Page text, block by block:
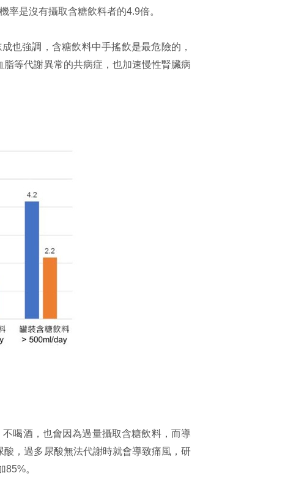
率是沒有攝取含糖飲料者的4.9倍。
也強調，含糖飲料中手搖飲是最危險的，
等代謝異常的共病症，也加速慢性腎臟病
喝酒，也會因為過量攝取含糖飲料，而導
，過多尿酸無法代謝時就會導致痛風，研
。